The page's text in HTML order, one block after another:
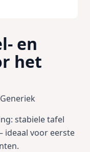
en
het
stabiele tafel
voor eerste